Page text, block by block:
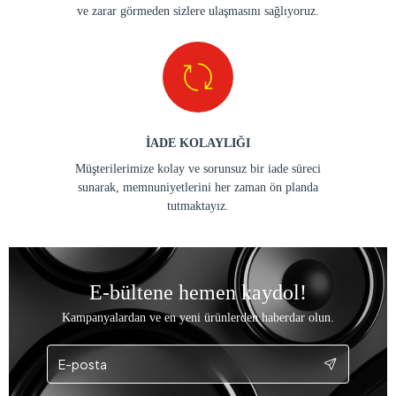
ve zarar görmeden sizlere ulaşmasını sağlıyoruz.
İADE KOLAYLIĞI
Müşterilerimize kolay ve sorunsuz bir iade süreci
sunarak, memnuniyetlerini her zaman ön planda
tutmaktayız.
E-bültene hemen kaydol!
Kampanyalardan ve en yeni ürünlerden haberdar olun.